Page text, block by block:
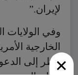
×
لإيران.”
وفي الولايات
الخارجية
تنظر إلى